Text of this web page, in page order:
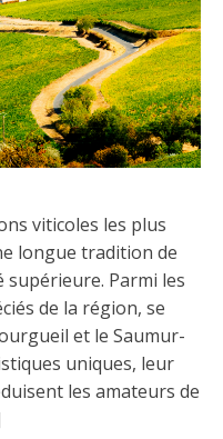
viticoles les plus
longue tradition de
supérieure. Parmi les
de la région, se
et le Saumur-
uniques, leur
les amateurs de